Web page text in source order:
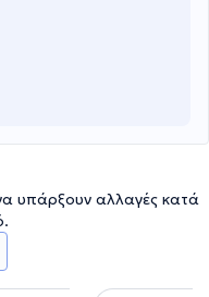
να υπάρξουν αλλαγές κατά